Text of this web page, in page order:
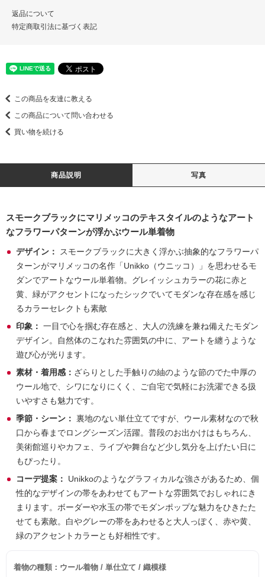
返品について
特定商取引法に基づく表記
この商品を友達に教える
この商品について問い合わせる
買い物を続ける
商品説明 写真
スモークブラックにマリメッコのテキスタイルのようなアート
なフラワーパターンが浮かぶウール単着物
デザイン：
スモークブラックに大きく浮かぶ抽象的なフラワーパ
ターンがマリメッコの名作「Unikko（ウニッコ）」を思わせるモ
ダンでアートなウール単着物。グレイッシュカラーの花に赤と
黄、緑がアクセントになったシックでいてモダンな存在感を感じ
るカラーセレクトも素敵
印象： 一目で心を掴む存在感と、大人の洗練を兼ね備えたモダン
デザイン。自然体のこなれた雰囲気の中に、アートを纏うような
遊び心が光ります。
素材・着用感： ざらりとした手触りの紬のような節のでた中厚の
ウール地で、シワになりにくく、ご自宅で気軽にお洗濯できる扱
いやすさも魅力です。
季節・シーン： 裏地のない単仕立てですが、ウール素材なので秋
口から春までロングシーズン活躍。普段のお出かけはもちろん、
美術館巡りやカフェ、ライブや舞台など少し気分を上げたい日に
もぴったり。
コーデ提案：
Unikkoのようなグラフィカルな強さがあるため、個
性的なデザインの帯をあわせてもアートな雰囲気でおしゃれにき
まります。ボーダーや水玉の帯でモダンポップな魅力をひきたた
せても素敵。白やグレーの帯をあわせると大人っぽく、赤や黄、
緑のアクセントカラーとも好相性です。
着物の種類：ウール着物 / 単仕立て / 織模様